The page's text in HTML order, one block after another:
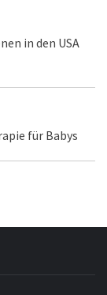
in den USA
für Babys